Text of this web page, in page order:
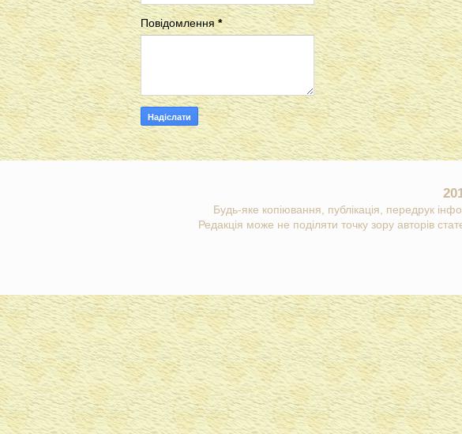
Повідомлення *
Будь-яке копіювання, публікація, передрук
Редакція може не поділяти точку зору авторів